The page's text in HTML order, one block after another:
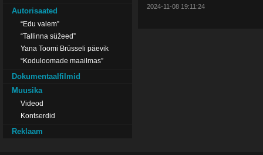
Autorisaated
“Edu valem”
“Tallinna süžeed”
Yana Toomi Brüsseli päevik
“Koduloomade maailmas”
Dokumentaalfilmid
Muusika
Videod
Kontserdid
Reklaam
2024-11-08 19:11:24